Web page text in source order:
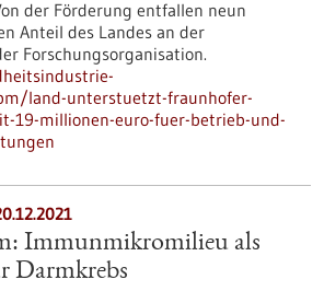
der Förderung entfallen neun
Anteil des Landes an der
Forschungsorganisation.
land-unterstuetzt-fraunhofer-
19-millionen-euro-fuer-betrieb-und-
Immunmikromilieu als
Darmkrebs